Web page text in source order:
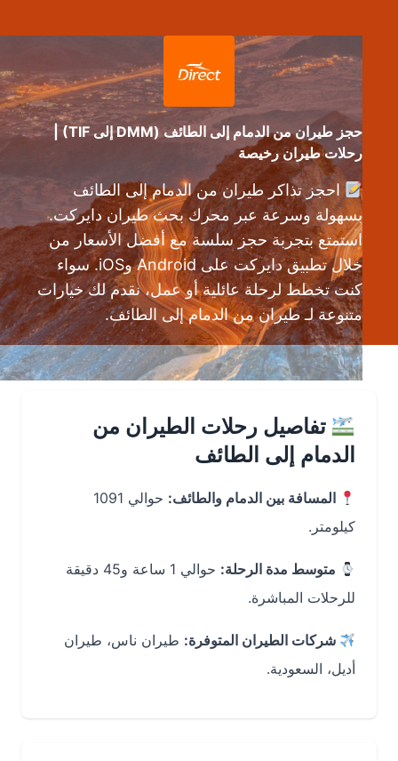
حجز طيران من الدمام إلى الطائف (DMM إلى TIF) |
رحلات طيران رخيصة
احجز تذاكر طيران من الدمام إلى الطائف
بسهولة وسرعة عبر محرك بحث طيران دايركت.
استمتع بتجربة حجز سلسة مع أفضل الأسعار من
خلال تطبيق دايركت على Android وiOS. سواء
كنت تخطط لرحلة عائلية أو عمل، نقدم لك خيارات
متنوعة لـ طيران من الدمام إلى الطائف.
تفاصيل رحلات الطيران من
الدمام إلى الطائف
المسافة بين الدمام والطائف:
حوالي 1091
كيلومتر.
متوسط مدة الرحلة:
حوالي 1 ساعة و45 دقيقة
للرحلات المباشرة.
شركات الطيران المتوفرة:طيران ناس، طيران
أديل، السعودية.